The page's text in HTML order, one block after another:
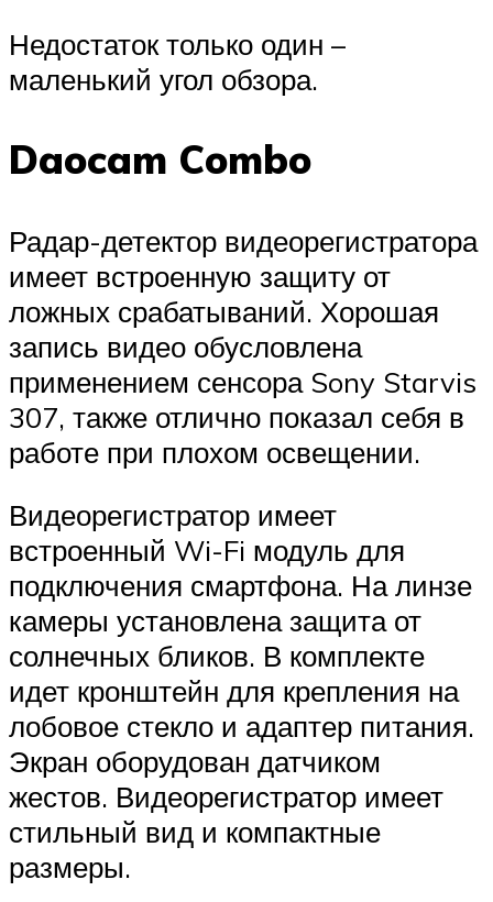
Недостаток только один –
маленький угол обзора.
Daocam Combo
Радар-детектор видеорегистратора
имеет встроенную защиту от
ложных срабатываний. Хорошая
запись видео обусловлена
применением сенсора Sony Starvis
307, также отлично показал себя в
работе при плохом освещении.
Видеорегистратор имеет
встроенный Wi-Fi модуль для
подключения смартфона. На линзе
камеры установлена защита от
солнечных бликов. В комплекте
идет кронштейн для крепления на
лобовое стекло и адаптер питания.
Экран оборудован датчиком
жестов. Видеорегистратор имеет
стильный вид и компактные
размеры.